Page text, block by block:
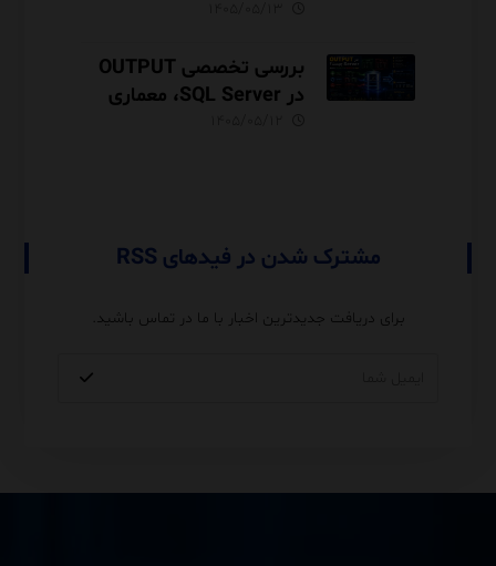
USERELATIONSHIP
بررسی تخصصی OUTPUT
در SQL Server، معماری
مشترک شدن در فیدهای RSS
برای دریافت جدیدترین اخبار با ما در تماس باشید.